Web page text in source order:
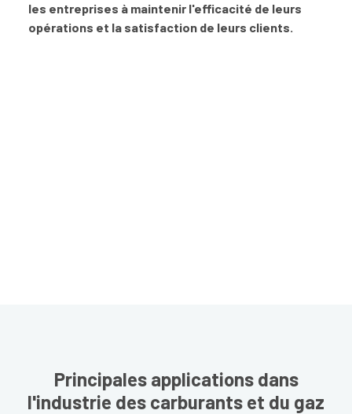
les entreprises à maintenir l'efficacité de leurs
opérations et la satisfaction de leurs clients.
Principales applications dans
l'industrie des carburants et du gaz